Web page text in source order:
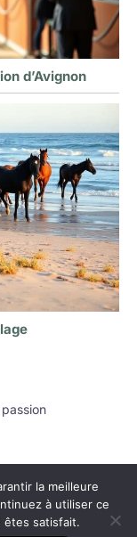
d’Avignon
la meilleure
à utiliser ce
êtes satisfait.